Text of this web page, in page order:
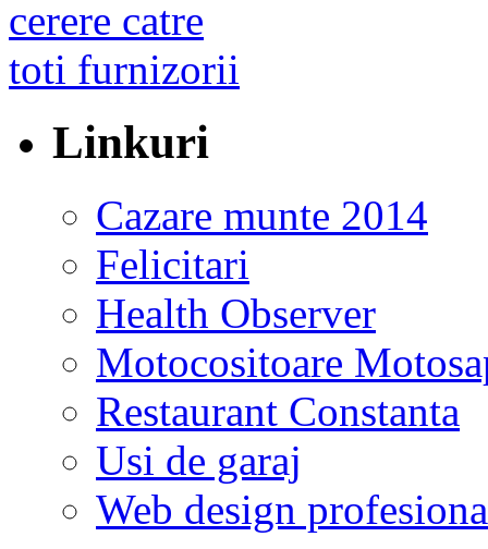
Linkuri
Cazare munte 2014
Felicitari
Health Observer
Motocositoare
Restaurant Constanta
Usi de garaj
Web design